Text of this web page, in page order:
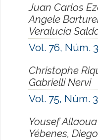
Juan Carlos
Angele
Veralucia
Vol. 76, Núm.
Christophe
Gabrielli Nervi
Vol. 75, Núm.
Yousef
Yébenes,